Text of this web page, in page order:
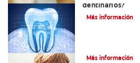
dentinarios?
Más información
Más información